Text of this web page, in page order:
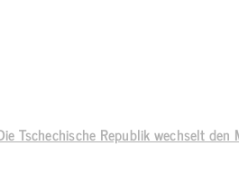
Tschechische Republik wechselt